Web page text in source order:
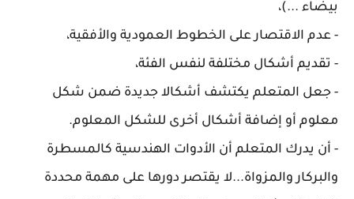
بيضاء ...)،
- عدم الاقتصار على الخطوط العمودية والأفقية،
- تقديم أشكال مختلفة لنفس الفئة،
- جعل المتعلم يكتشف أشكالا جديدة ضمن شكل
معلوم أو إضافة أشكال أخرى للشكل المعلوم.
- أن يدرك المتعلم أن الأدوات الهندسية كالمسطرة
والبركار والمزواة...لا يقتصر دورها على مهمة محددة